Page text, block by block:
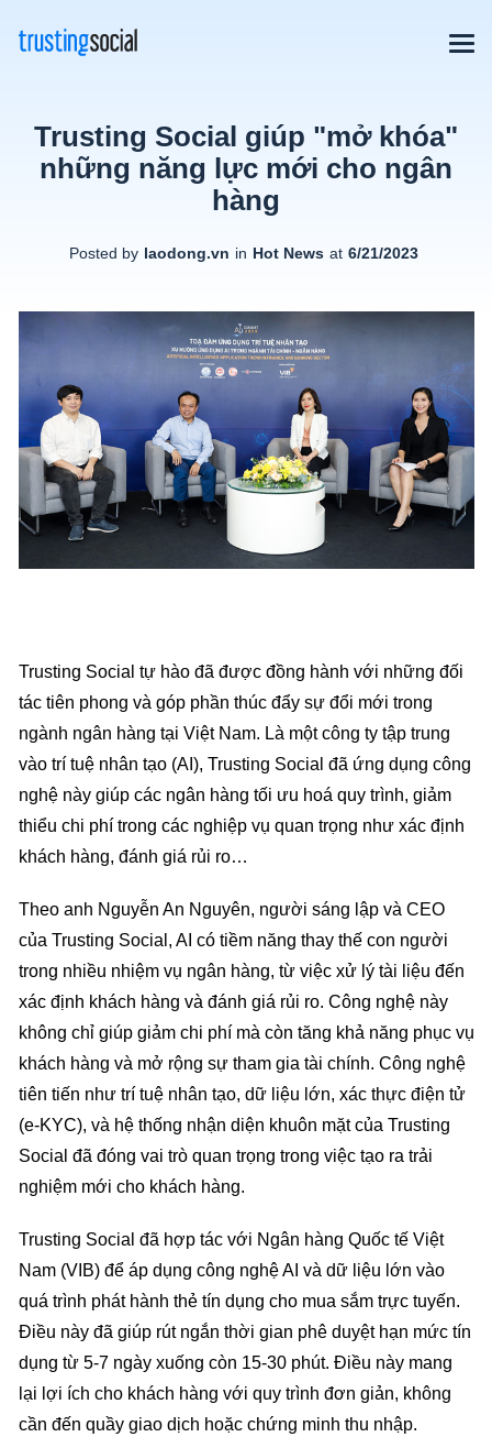
Trusting Social giúp "mở khóa"
những năng lực mới cho ngân
hàng
Posted by laodong.vn in Hot News at 6/21/2023
Trusting Social tự hào đã được đồng hành với những đối
tác tiên phong và góp phần thúc đẩy sự đổi mới trong
ngành ngân hàng tại Việt Nam. Là một công ty tập trung
vào trí tuệ nhân tạo (AI), Trusting Social đã ứng dụng công
nghệ này giúp các ngân hàng tối ưu hoá quy trình, giảm
thiểu chi phí trong các nghiệp vụ quan trọng như xác định
khách hàng, đánh giá rủi ro…
Theo anh Nguyễn An Nguyên, người sáng lập và CEO
của Trusting Social, AI có tiềm năng thay thế con người
trong nhiều nhiệm vụ ngân hàng, từ việc xử lý tài liệu đến
xác định khách hàng và đánh giá rủi ro. Công nghệ này
không chỉ giúp giảm chi phí mà còn tăng khả năng phục vụ
khách hàng và mở rộng sự tham gia tài chính. Công nghệ
tiên tiến như trí tuệ nhân tạo, dữ liệu lớn, xác thực điện tử
(e-KYC), và hệ thống nhận diện khuôn mặt của Trusting
Social đã đóng vai trò quan trọng trong việc tạo ra trải
nghiệm mới cho khách hàng.
Trusting Social đã hợp tác với Ngân hàng Quốc tế Việt
Nam (VIB) để áp dụng công nghệ AI và dữ liệu lớn vào
quá trình phát hành thẻ tín dụng cho mua sắm trực tuyến.
Điều này đã giúp rút ngắn thời gian phê duyệt hạn mức tín
dụng từ 5-7 ngày xuống còn 15-30 phút. Điều này mang
lại lợi ích cho khách hàng với quy trình đơn giản, không
cần đến quầy giao dịch hoặc chứng minh thu nhập.